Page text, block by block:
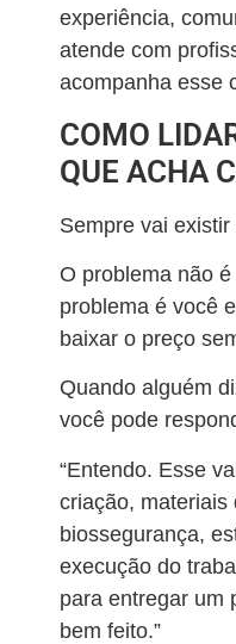
experiência,
atende com
acompanha esse
COMO
QUE ACHA
Sempre vai
O problema não
problema é você
baixar o preço
Quando alguém
você pode
“Entendo. Esse
criação, materiais
biossegurança,
execução do
para entregar um
bem feito.”